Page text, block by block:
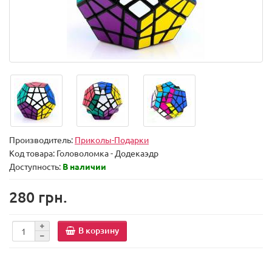
Производитель: Приколы-Подарки
Код товара: Головоломка - Додекаэдр
Доступность: В наличии
280 грн.
В корзину